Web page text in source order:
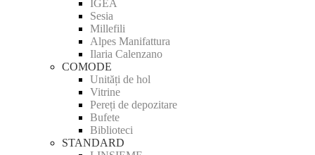
IGEA
Sesia
Millefili
Alpes Manifattura
Ilaria Calenzano
COMODE
Unități de hol
Vitrine
Pereți de depozitare
Bufete
Biblioteci
STANDARD